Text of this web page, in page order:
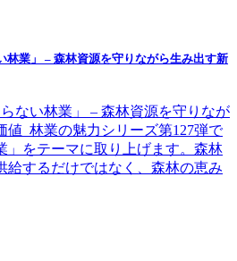
林業」 – 森林資源を守りながら生み出す新
ない林業」 – 森林資源を守りなが
値 林業の魅力シリーズ第127弾で
」をテーマに取り上げます。森林
給するだけではなく、森林の恵み